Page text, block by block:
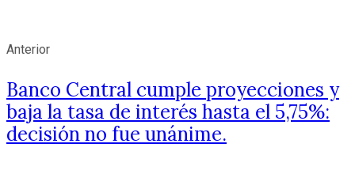
Anterior
Banco Central cumple proyecciones y
baja la tasa de interés hasta el 5,75%:
decisión no fue unánime.